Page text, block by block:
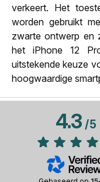
verkeert. Het
worden gebruikt
zwarte ontwerp en
het iPhone 12
uitstekende keuze
hoogwaardige
4.3/5